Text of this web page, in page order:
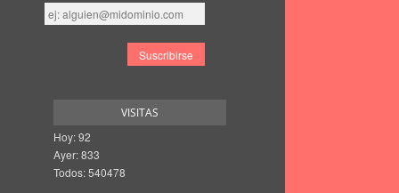
Dirección
de
VISITAS
Hoy: 92
Ayer: 833
Todos: 540478